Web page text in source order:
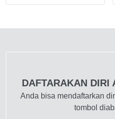
DAFTARAKAN DIRI
Anda bisa mendaftarkan
tombol